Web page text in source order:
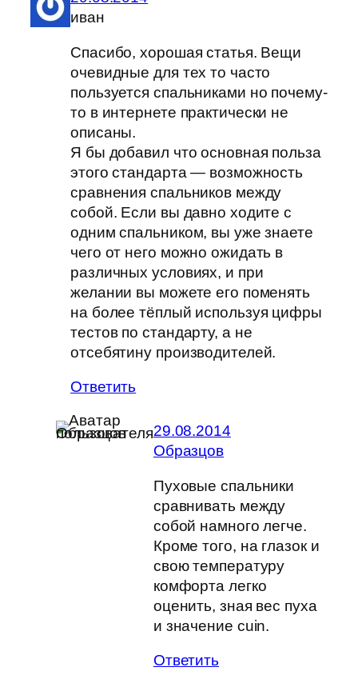
иван
Спасибо, хорошая статья. Вещи
очевидные для тех то часто
пользуется спальниками но почему-
то в интернете практически не
описаны.
Я бы добавил что основная польза
этого стандарта — возможность
сравнения спальников между
собой. Если вы давно ходите с
одним спальником, вы уже знаете
чего от него можно ожидать в
различных условиях, и при
желании вы можете его поменять
на более тёплый используя цифры
тестов по стандарту, а не
отсебятину производителей.
Ответить
29.08.2014
Образцов
Пуховые спальники
сравнивать между
собой намного легче.
Кроме того, на глазок и
свою температуру
комфорта легко
оценить, зная вес пуха
и значение cuin.
Ответить